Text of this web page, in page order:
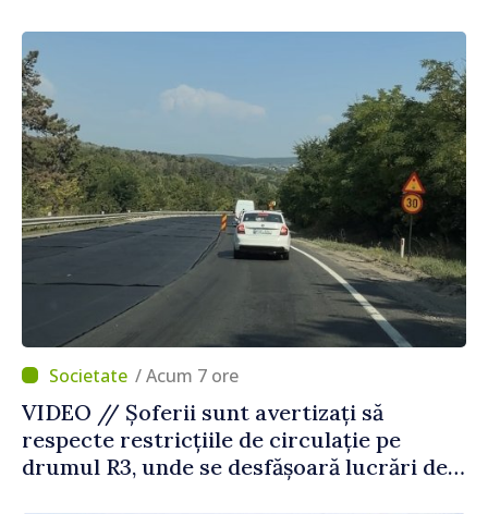
Străinătate
/ Acum 7 ore
VIDEO // Șoferii sunt avertizați să
respecte restricțiile de circulație pe
drumul R3, unde se desfășoară lucrări de